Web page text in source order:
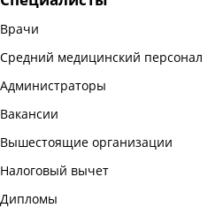
Врачи
Средний медицинский персонал
Администраторы
Вакансии
Вышестоящие организации
Налоговый вычет
Дипломы